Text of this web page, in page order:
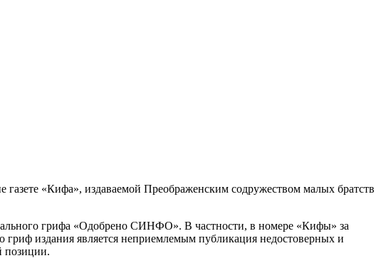
«Кифа», издаваемой Преображенским содружеством малых братств
грифа «Одобрено СИНФО». В частности, в номере «Кифы» за
издания является неприемлемым публикация недостоверных и
позиции.